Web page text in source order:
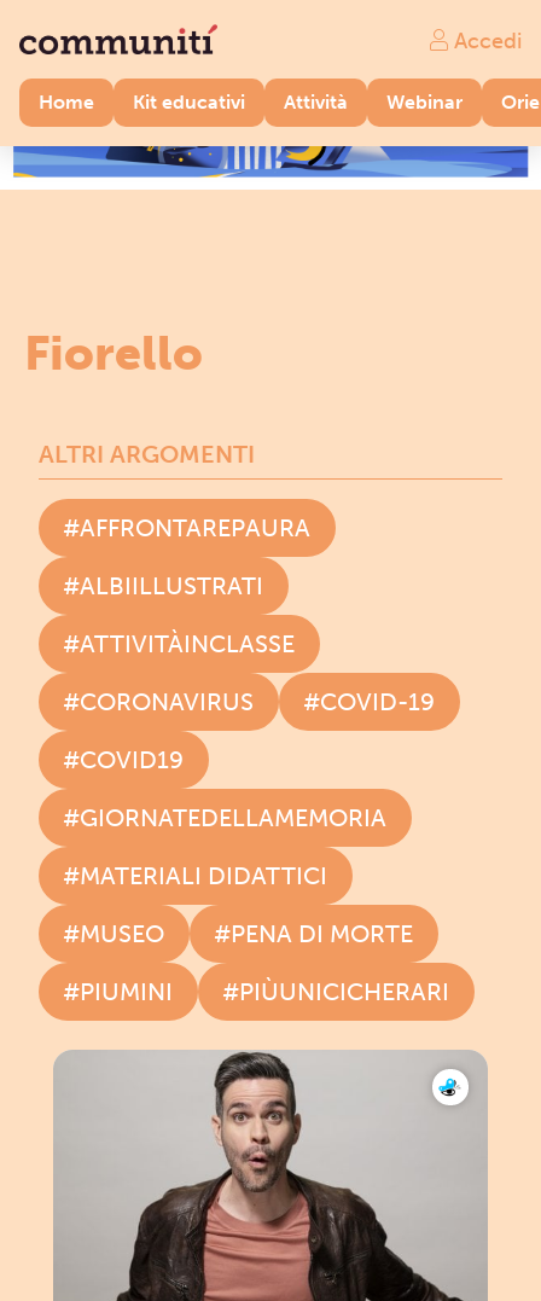
Home Kit educativi Attività Webinar
Accedi
Fiorello
ALTRI ARGOMENTI
#AFFRONTAREPAURA
#ALBIILLUSTRATI
#ATTIVITÀINCLASSE
#CORONAVIRUS
#COVID-19
#COVID19
#GIORNATEDELLAMEMORIA
#MATERIALI DIDATTICI
#MUSEO
#PENA DI MORTE
#PIUMINI
#PIÙUNICICHERARI